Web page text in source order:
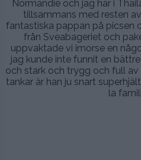
Normandie och jag här i
tillsammans med resten
fantastiska pappan på picsen
från Sveabageriet och
uppvaktade vi imorse en
jag kunde inte funnit en
och stark och trygg och full
tankar är han ju snart
la